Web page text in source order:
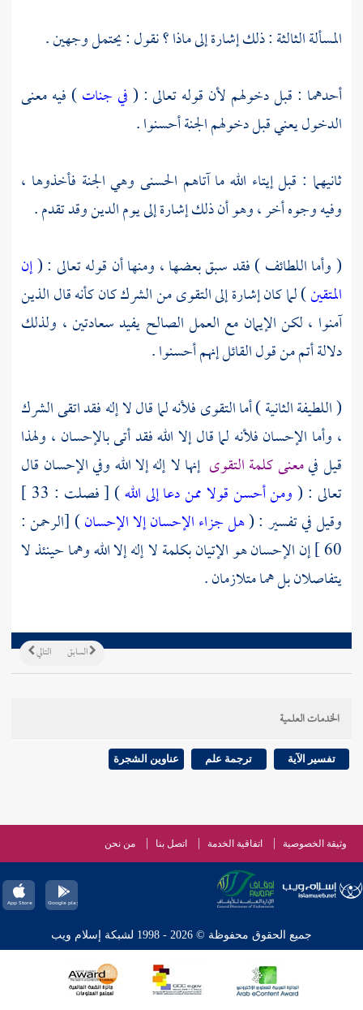
المسألة الثالثة : ذلك إشارة إلى ماذا ؟ نقول : يحتمل وجهين .
أحدهما : قبل دخولهم لأن قوله تعالى : (في جنات) فيه معنى
الدخول يعني قبل دخولهم الجنة أحسنوا .
ثانيهما : قبل إيتاء الله ما آتاهم الحسنى وهي الجنة فأخذوها ،
وفيه وجوه أخر ، وهو أن ذلك إشارة إلى يوم الدين وقد تقدم .
( وأما اللطائف ) فقد سبق بعضها ، ومنها أن قوله تعالى : (إن
المتقين) لما كان إشارة إلى التقوى من الشرك كان كأنه قال الذين
آمنوا ، لكن الإيمان مع العمل الصالح يفيد سعادتين ، ولذلك
دلالة أتم من قول القائل إنهم أحسنوا .
( اللطيفة الثانية ) أما التقوى فلأنه لما قال لا إله فقد اتقى الشرك
، وأما الإحسان فلأنه لما قال إلا الله فقد أتى بالإحسان ، ولهذا
قيل فيمعنى كلمة التقوى إنها لا إله إلا الله وفي الإحسان قال
تعالى : (ومن أحسن قولا ممن دعا إلى الله
) [ فصلت : 33 ]
وقيل في تفسير : (هل جزاء الإحسان إلا الإحسان) [الرحمن :
60 ] إن الإحسان هو الإتيان بكلمة لا إله إلا الله وهما حينئذ لا
يتفاصلان بل هما متلازمان .
التالي السابق
الخدمات العلمية
تفسير الآية ترجمة علم عناوين الشجرة
وثيقة الخصوصية اتفاقية الخدمة اتصل بنا من نحن
جميع الحقوق محفوظة © 2026 - 1998 لشبكة إسلام ويب